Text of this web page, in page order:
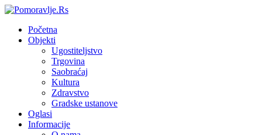
Početna
Objekti
Ugostiteljstvo
Trgovina
Saobraćaj
Kultura
Zdravstvo
Gradske ustanove
Oglasi
Informacije